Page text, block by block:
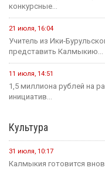
5 августа, 21:00
Вести Калмыкия.
Социальная сфера
16 июля, 13:10